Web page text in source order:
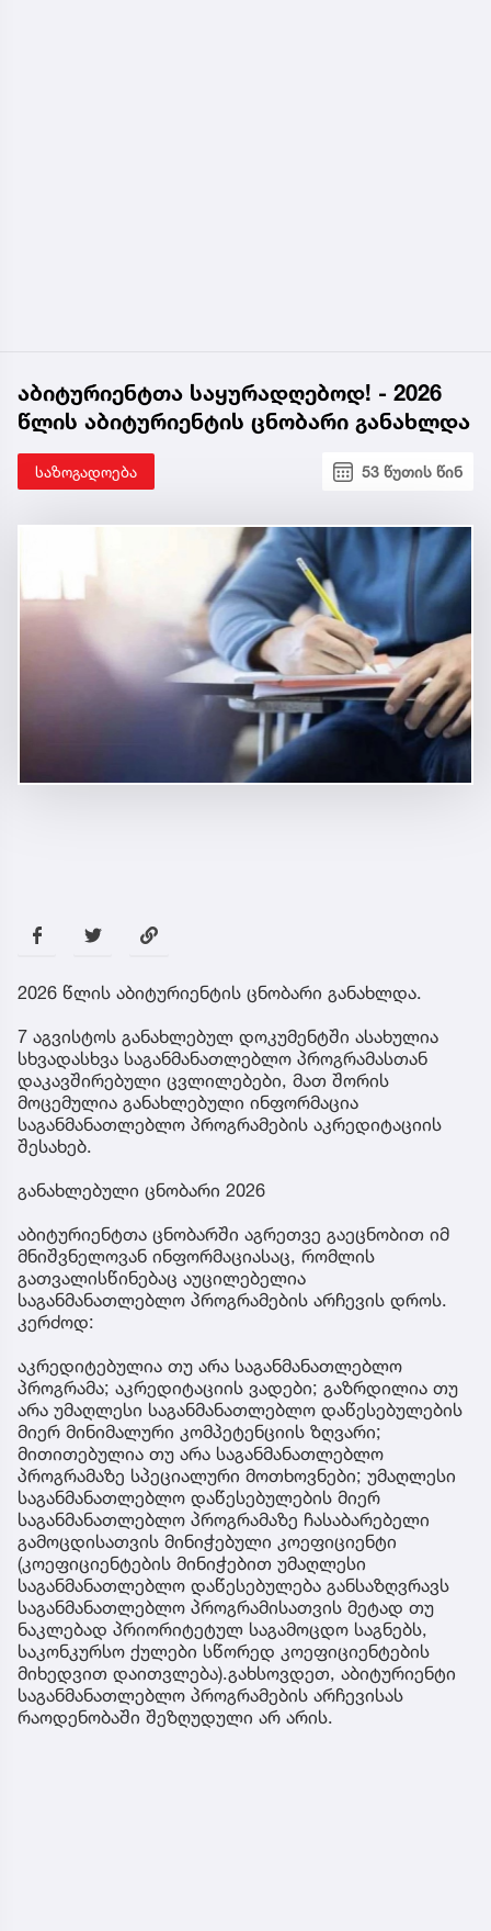
აბიტურიენტთა საყურადღებოდ! - 2026
წლის აბიტურიენტის ცნობარი განახლდა
საზოგადოება 53 წუთის წინ
2026 წლის აბიტურიენტის ცნობარი განახლდა.
7 აგვისტოს განახლებულ დოკუმენტში ასახულია
სხვადასხვა საგანმანათლებლო პროგრამასთან
დაკავშირებული ცვლილებები, მათ შორის
მოცემულია განახლებული ინფორმაცია
საგანმანათლებლო პროგრამების აკრედიტაციის
შესახებ.
განახლებული ცნობარი 2026
აბიტურიენტთა ცნობარში აგრეთვე გაეცნობით იმ
მნიშვნელოვან ინფორმაციასაც, რომლის
გათვალისწინებაც აუცილებელია
საგანმანათლებლო პროგრამების არჩევის დროს.
კერძოდ:
აკრედიტებულია თუ არა საგანმანათლებლო
პროგრამა; აკრედიტაციის ვადები; გაზრდილია თუ
არა უმაღლესი საგანმანათლებლო დაწესებულების
მიერ მინიმალური კომპეტენციის ზღვარი;
მითითებულია თუ არა საგანმანათლებლო
პროგრამაზე სპეციალური მოთხოვნები; უმაღლესი
საგანმანათლებლო დაწესებულების მიერ
საგანმანათლებლო პროგრამაზე ჩასაბარებელი
გამოცდისათვის მინიჭებული კოეფიციენტი
(კოეფიციენტების მინიჭებით უმაღლესი
საგანმანათლებლო დაწესებულება განსაზღვრავს
საგანმანათლებლო პროგრამისათვის მეტად თუ
ნაკლებად პრიორიტეტულ საგამოცდო საგნებს,
საკონკურსო ქულები სწორედ კოეფიციენტების
მიხედვით დაითვლება).გახსოვდეთ, აბიტურიენტი
საგანმანათლებლო პროგრამების არჩევისას
რაოდენობაში შეზღუდული არ არის.